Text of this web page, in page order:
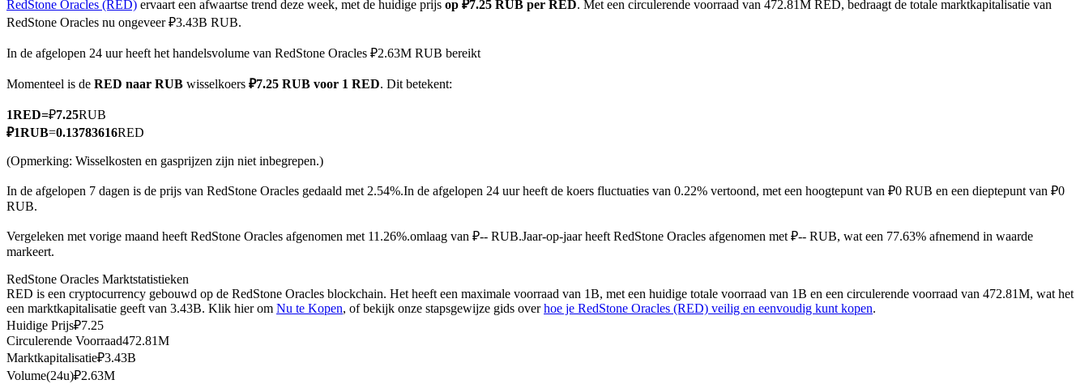
TradFi
USDC-futures
Futures met USDC als onderpand
RedStone Oracles (RED) ervaart een afwaartse trend deze week, met de huidige prijs op ₽7.25 RUB per RED. Met een circulerende voorraad van 472.81M RED, bedraagt de totale marktkapitalisatie van
RedStone Oracles nu ongeveer ₽3.43B RUB.
In de afgelopen 24 uur heeft het handelsvolume van RedStone Oracles ₽2.63M RUB bereikt
Momenteel is de RED naar RUB wisselkoers ₽7.25 RUB voor 1 RED. Dit betekent:
1RED=₽7.25RUB
₽1RUB=0.13783616RED
(Opmerking: Wisselkosten en gasprijzen zijn niet inbegrepen.)
In de afgelopen 7 dagen is de prijs van RedStone Oracles gedaald met 2.54%.In de afgelopen 24 uur heeft de koers fluctuaties van 0.22% vertoond, met een hoogtepunt van ₽0 RUB en een dieptepunt van ₽0
RUB.
Vergeleken met vorige maand heeft RedStone Oracles afgenomen met 11.26%.omlaag van ₽-- RUB.Jaar-op-jaar heeft RedStone Oracles afgenomen met ₽-- RUB, wat een 77.63% afnemend in waarde
markeert.
RedStone Oracles Marktstatistieken
RED is een cryptocurrency gebouwd op de RedStone Oracles blockchain. Het heeft een maximale voorraad van 1B, met een huidige totale voorraad van 1B en een circulerende voorraad van 472.81M, wat het
een marktkapitalisatie geeft van 3.43B. Klik hier om Nu te Kopen, of bekijk onze stapsgewijze gids overhoe je RedStone Oracles (RED) veilig en eenvoudig kunt kopen.
Huidige Prijs₽7.25
Circulerende Voorraad472.81M
Marktkapitalisatie₽3.43B
Volume(24u)₽2.63M